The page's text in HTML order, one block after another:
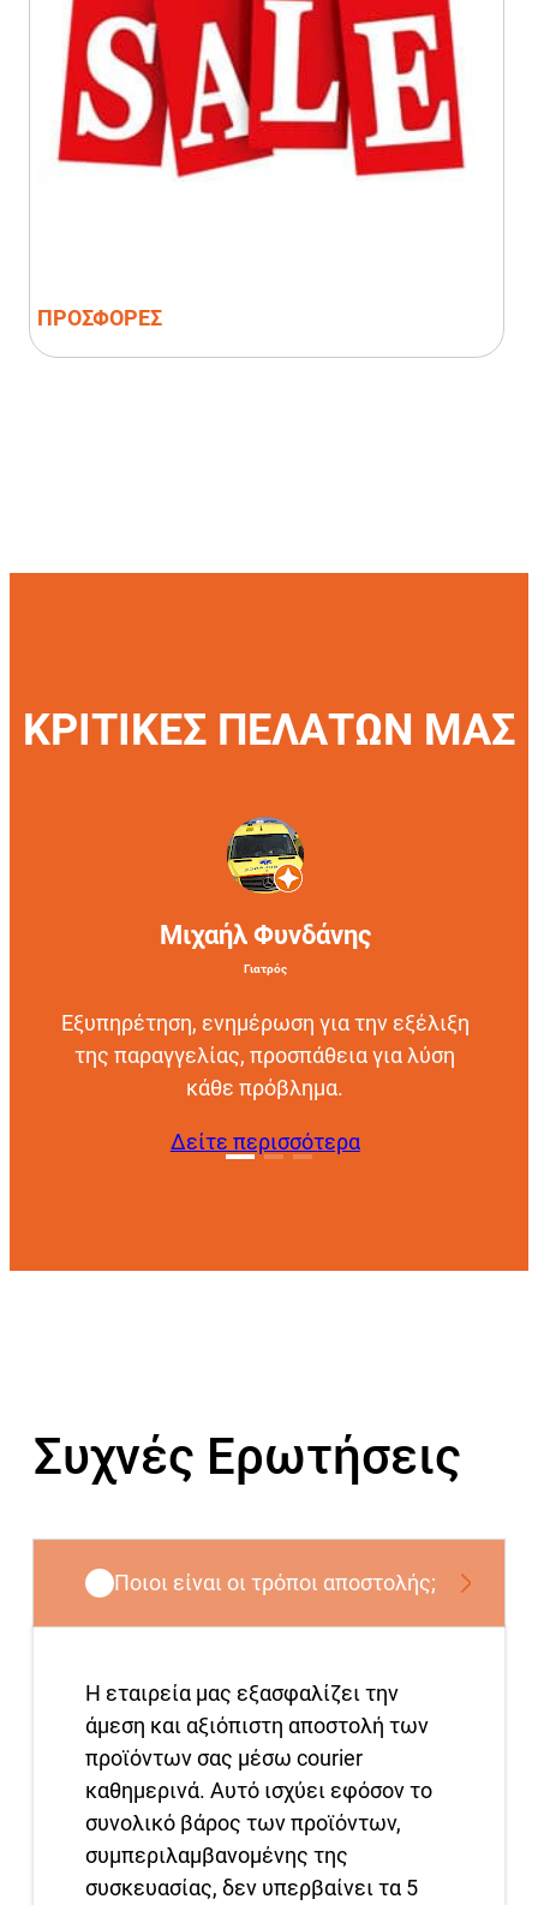
ΠΡΟΣΦΟΡΕΣ
ΚΡΙΤΙΚΕΣ ΠΕΛΑΤΩΝ ΜΑΣ
Μιχαήλ Φυνδάνης
Γιατρός
Εξυπηρέτηση, ενημέρωση για την εξέλιξη
της παραγγελίας, προσπάθεια για λύση
κάθε πρόβλημα.
Δείτε περισσότερα
Συχνές Ερωτήσεις
Ποιοι είναι οι τρόποι αποστολής;
Η εταιρεία μας εξασφαλίζει την
άμεση και αξιόπιστη αποστολή των
προϊόντων σας μέσω courier
καθημερινά. Αυτό ισχύει εφόσον το
συνολικό βάρος των προϊόντων,
συμπεριλαμβανομένης της
συσκευασίας, δεν υπερβαίνει τα 5